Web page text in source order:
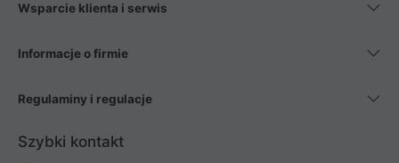
Wsparcie klienta i serwis
Informacje o firmie
Regulaminy i regulacje
Szybki kontakt